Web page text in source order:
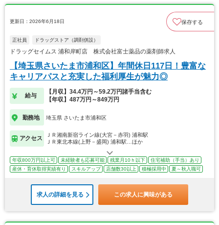
更新日：2026年6月18日 保存する
正社員 ドラッグストア（調剤併設）
ドラッグセイムス 浦和岸町店 株式会社富士薬品の薬剤師求人
【埼玉県さいたま市浦和区】年間休日117日！豊富な
キャリアパスと充実した福利厚生が魅力◎
給与
【月収】34.4万円～59.2万円諸手当含む
【年収】487万円～849万円
勤務地 埼玉県 さいたま市浦和区
アクセス
ＪＲ湘南新宿ライン線(大宮－赤羽) 浦和駅
ＪＲ東北本線(上野－盛岡) 浦和駅…ほか
年収800万円以上可 未経験者も応募可能 残業月10ｈ以下
住宅補助（手当）あり
産休・育休取得実績有り
スキルアップ 店舗数30以上 積極採用中 夏～秋入職可
求人の詳細を見る この求人に興味がある